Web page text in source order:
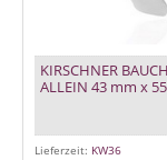
KIRSCHNER
ALLEIN 43 mm x
Lieferzeit: KW36